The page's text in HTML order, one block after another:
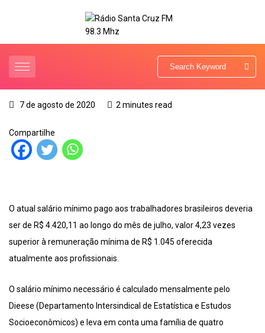
7 de agosto de 2020 2 minutes read
Compartilhe
O atual salário mínimo pago aos trabalhadores brasileiros deveria
ser de R$ 4.420,11 ao longo do mês de julho, valor 4,23 vezes
superior à remuneração mínima de R$ 1.045 oferecida
atualmente aos profissionais.
O salário mínimo necessário é calculado mensalmente pelo
Dieese (Departamento Intersindical de Estatística e Estudos
Socioeconômicos) e leva em conta uma família de quatro